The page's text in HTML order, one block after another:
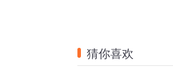
猜你喜欢